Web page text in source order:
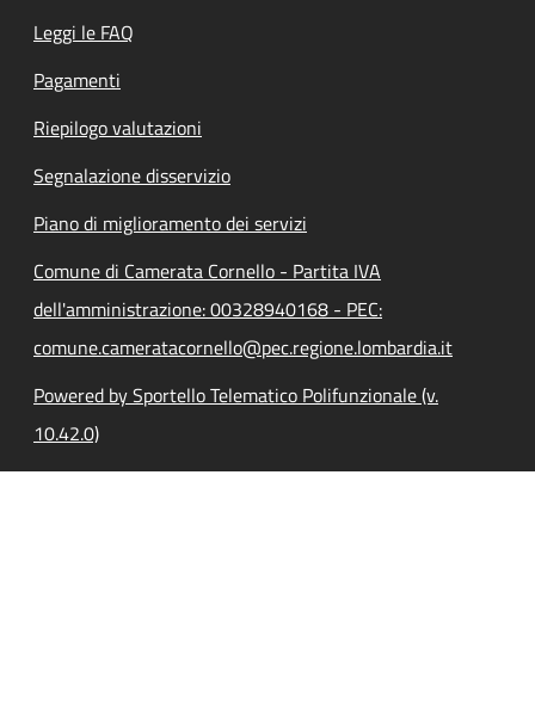
Leggi le FAQ
Pagamenti
Riepilogo valutazioni
Segnalazione disservizio
Piano di miglioramento dei servizi
Comune di Camerata Cornello - Partita IVA
dell'amministrazione: 00328940168 - PEC:
comune.cameratacornello@pec.regione.lombardia.it
Powered by Sportello Telematico Polifunzionale (v.
10.42.0)